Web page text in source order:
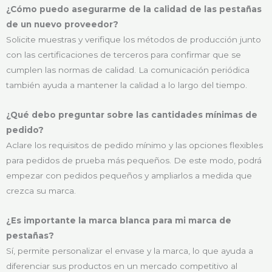
¿Cómo puedo asegurarme de la calidad de las pestañas
de un nuevo proveedor?
Solicite muestras y verifique los métodos de producción junto
con las certificaciones de terceros para confirmar que se
cumplen las normas de calidad. La comunicación periódica
también ayuda a mantener la calidad a lo largo del tiempo.
¿Qué debo preguntar sobre las cantidades mínimas de
pedido?
Aclare los requisitos de pedido mínimo y las opciones flexibles
para pedidos de prueba más pequeños. De este modo, podrá
empezar con pedidos pequeños y ampliarlos a medida que
crezca su marca.
¿Es importante la marca blanca para mi marca de
pestañas?
Sí, permite personalizar el envase y la marca, lo que ayuda a
diferenciar sus productos en un mercado competitivo al